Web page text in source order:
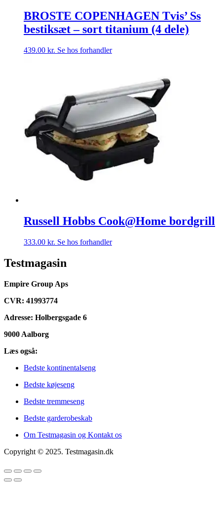
BROSTE COPENHAGEN Tvis’ Ss
bestiksæt – sort titanium (4 dele)
439.00 kr. Se hos forhandler
Russell Hobbs Cook@Home bordgrill
333.00 kr. Se hos forhandler
Testmagasin
Empire Group Aps
CVR: 41993774
Adresse: Holbergsgade 6
9000 Aalborg
Læs også:
Bedste kontinentalseng
Bedste køjeseng
Bedste tremmeseng
Bedste garderobeskab
Om Testmagasin og Kontakt os
Copyright © 2025. Testmagasin.dk